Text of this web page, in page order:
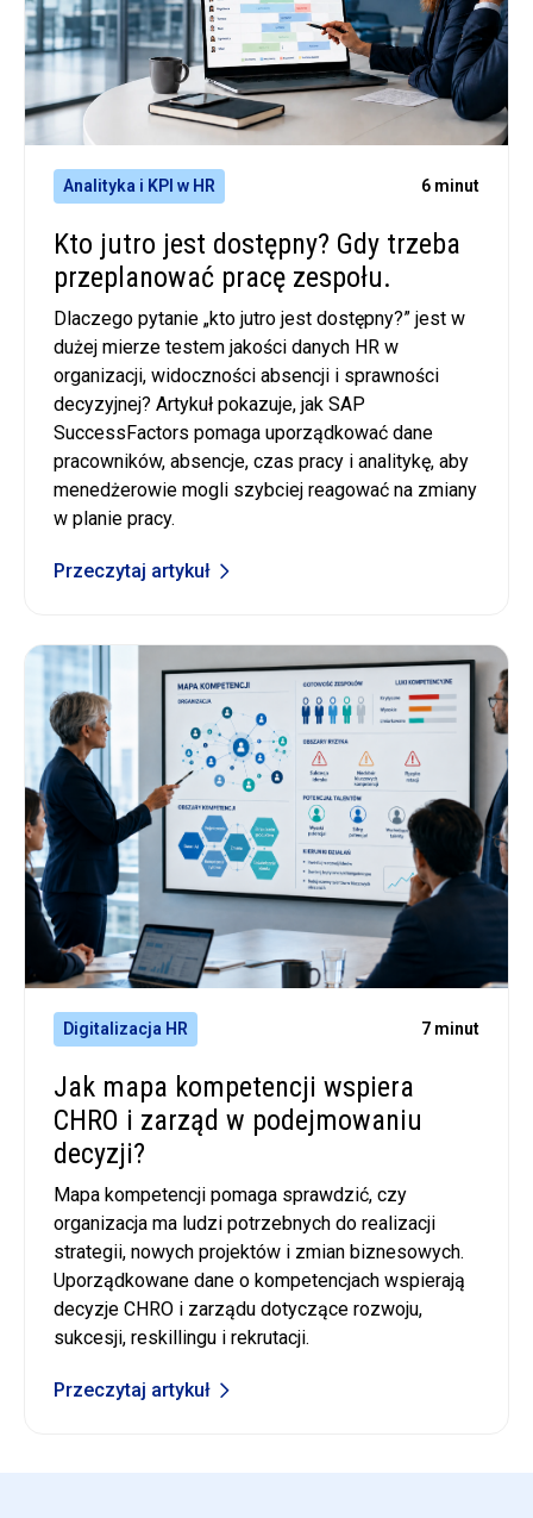
Analityka i KPI w HR 6 minut
Kto jutro jest dostępny? Gdy trzeba
przeplanować pracę zespołu.
Dlaczego pytanie „kto jutro jest dostępny?” jest w
dużej mierze testem jakości danych HR w
organizacji, widoczności absencji i sprawności
decyzyjnej? Artykuł pokazuje, jak SAP
SuccessFactors pomaga uporządkować dane
pracowników, absencje, czas pracy i analitykę, aby
menedżerowie mogli szybciej reagować na zmiany
w planie pracy.
Przeczytaj artykuł
Digitalizacja HR 7 minut
Jak mapa kompetencji wspiera
CHRO i zarząd w podejmowaniu
decyzji?
Mapa kompetencji pomaga sprawdzić, czy
organizacja ma ludzi potrzebnych do realizacji
strategii, nowych projektów i zmian biznesowych.
Uporządkowane dane o kompetencjach wspierają
decyzje CHRO i zarządu dotyczące rozwoju,
sukcesji, reskillingu i rekrutacji.
Przeczytaj artykuł